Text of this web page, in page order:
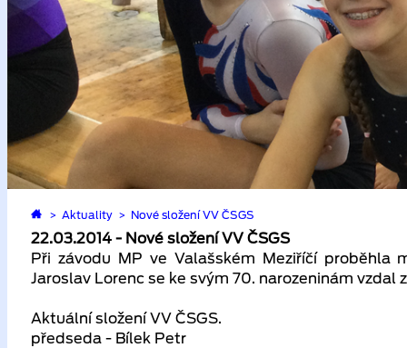
>Aktuality > Nové složení VV ČSGS
22.03.2014 - Nové složení VV ČSGS
Při závodu MP ve Valašském Meziříčí proběhla
Jaroslav Lorenc se ke svým 70. narozeninám
Aktuální složení VV ČSGS.
předseda - Bílek Petr